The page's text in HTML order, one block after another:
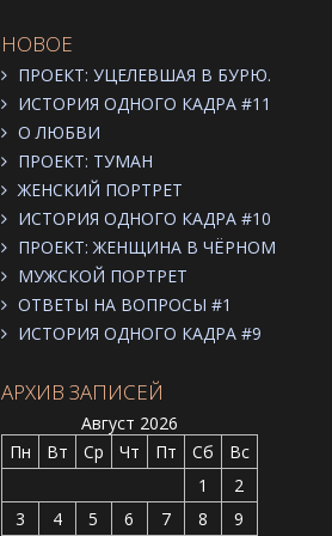
НОВОЕ
ПРОЕКТ: УЦЕЛЕВШАЯ В БУРЮ.
ИСТОРИЯ ОДНОГО КАДРА #11
О ЛЮБВИ
ПРОЕКТ: ТУМАН
ЖЕНСКИЙ ПОРТРЕТ
ИСТОРИЯ ОДНОГО КАДРА #10
ПРОЕКТ: ЖЕНЩИНА В ЧЁРНОМ
МУЖСКОЙ ПОРТРЕТ
ОТВЕТЫ НА ВОПРОСЫ #1
ИСТОРИЯ ОДНОГО КАДРА #9
АРХИВ ЗАПИСЕЙ
Август 2026
Пн
Вт Ср Чт Пт Сб
Вс
1
2
3
4 5 6 7 8 9